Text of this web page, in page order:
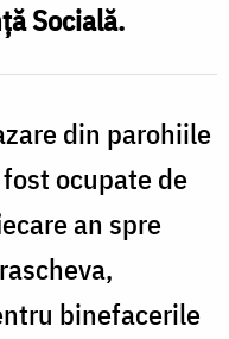
Socială.
din parohiile
ocupate de
an spre
binefacerile